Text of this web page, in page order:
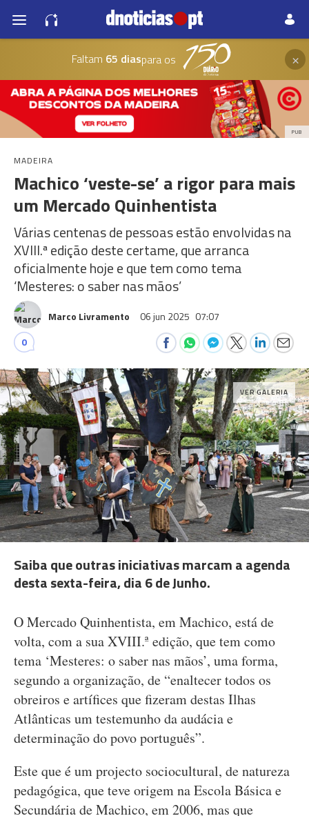
Faltam 65 diaspara os ×
PUB
MADEIRA
Machico ‘veste-se’ a rigor para mais
um Mercado Quinhentista
Várias centenas de pessoas estão envolvidas na
XVIII.ª edição deste certame, que arranca
oficialmente hoje e que tem como tema
‘Mesteres: o saber nas mãos’
Marco Livramento 06 jun 2025 07:07
0
VER GALERIA
Saiba que outras iniciativas marcam a agenda
desta sexta-feira, dia 6 de Junho.
O Mercado Quinhentista, em Machico, está de
volta, com a sua XVIII.ª edição, que tem como
tema ‘Mesteres: o saber nas mãos’, uma forma,
segundo a organização, de “enaltecer todos os
obreiros e artífices que fizeram destas Ilhas
Atlânticas um testemunho da audácia e
determinação do povo português”.
Este que é um projecto sociocultural, de natureza
pedagógica, que teve origem na Escola Básica e
Secundária de Machico, em 2006, mas que